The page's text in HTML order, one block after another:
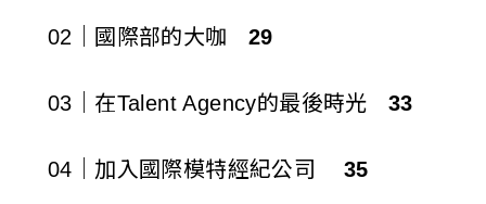
02｜國際部的大咖 29
03｜在Talent Agency的最後時光 33
04｜加入國際模特經紀公司 35